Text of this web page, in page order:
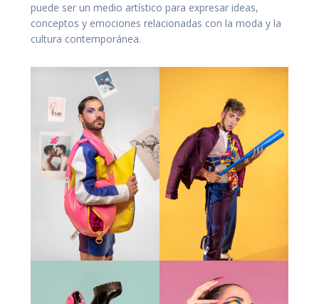
puede ser un medio artístico para expresar ideas,
conceptos y emociones relacionadas con la moda y la
cultura contemporánea.